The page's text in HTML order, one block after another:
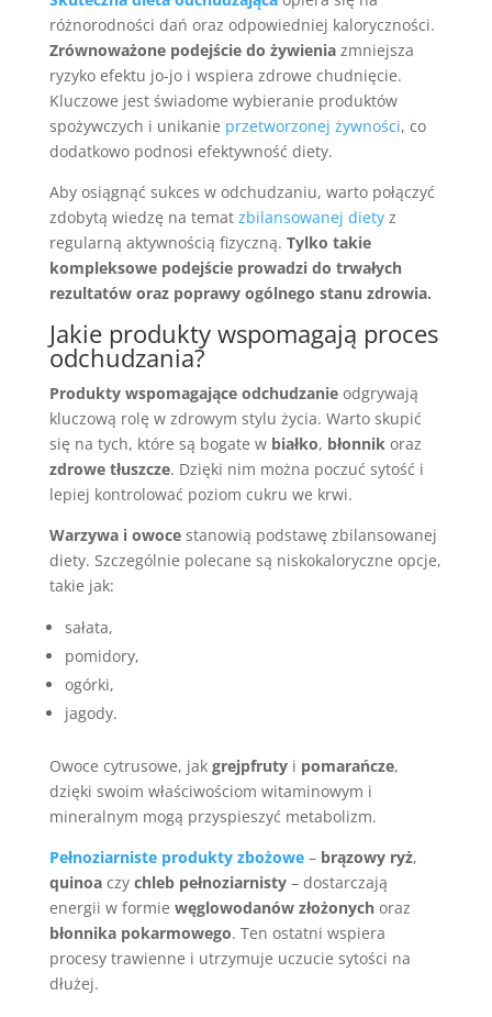
różnorodności dań oraz odpowiedniej kaloryczności.
Zrównoważone podejście do żywieniazmniejsza
ryzyko efektu jo-jo i wspiera zdrowe chudnięcie.
Kluczowe jest świadome wybieranie produktów
spożywczych i unikanie przetworzonej żywności, co
dodatkowo podnosi efektywność diety.
Aby osiągnąć sukces w odchudzaniu, warto połączyć
zdobytą wiedzę na temat zbilansowanej dietyz
regularną aktywnością fizyczną. Tylko takie
kompleksowe podejście prowadzi do trwałych
rezultatów oraz poprawy ogólnego stanu zdrowia.
Jakie produkty wspomagają proces
odchudzania?
Produkty wspomagające odchudzanieodgrywają
kluczową rolę w zdrowym stylu życia. Warto skupić
się na tych, które są bogate w białko, błonnikoraz
zdrowe tłuszcze. Dzięki nim można poczuć sytość i
lepiej kontrolować poziom cukru we krwi.
Warzywa i owocestanowią podstawę zbilansowanej
diety. Szczególnie polecane są niskokaloryczne opcje,
takie jak:
sałata,
pomidory,
ogórki,
jagody.
Owoce cytrusowe, jak grejpfrutyi pomarańcze,
dzięki swoim właściwościom witaminowym i
mineralnym mogą przyspieszyć metabolizm.
Pełnoziarniste produkty zbożowe– brązowy ryż,
quinoaczy chleb pełnoziarnisty– dostarczają
energii w formie węglowodanów złożonychoraz
błonnika pokarmowego. Ten ostatni wspiera
procesy trawienne i utrzymuje uczucie sytości na
dłużej.